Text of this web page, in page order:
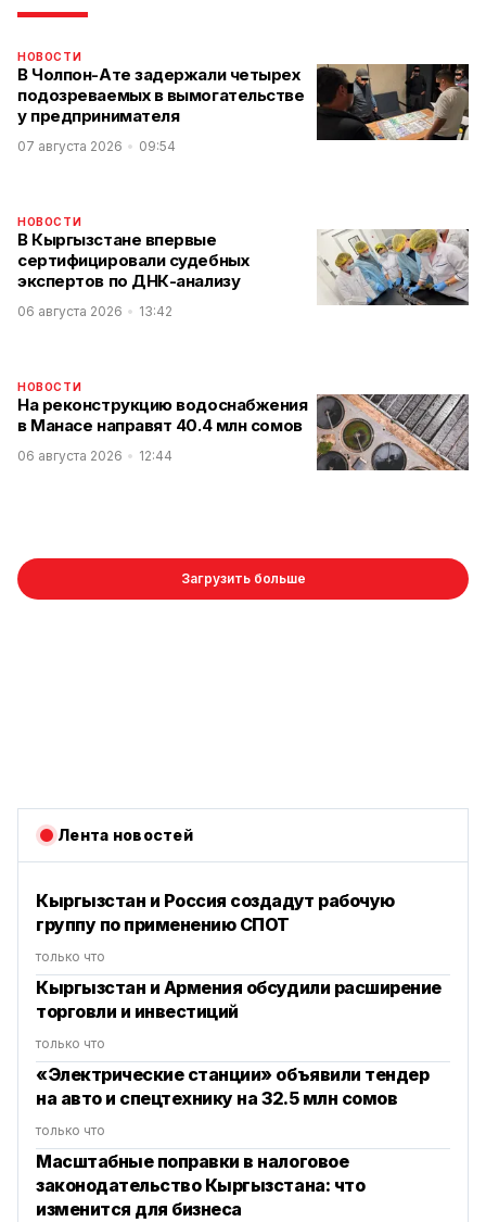
НОВОСТИ
В Чолпон-Ате задержали четырех
подозреваемых в вымогательстве
у предпринимателя
07 августа 2026 09:54
НОВОСТИ
В Кыргызстане впервые
сертифицировали судебных
экспертов по ДНК-анализу
06 августа 2026 13:42
НОВОСТИ
На реконструкцию водоснабжения
в Манасе направят 40.4 млн сомов
06 августа 2026 12:44
Загрузить больше
Лента новостей
Кыргызстан и Россия создадут рабочую
группу по применению СПОТ
только что
Кыргызстан и Армения обсудили расширение
торговли и инвестиций
только что
«Электрические станции» объявили тендер
на авто и спецтехнику на 32.5 млн сомов
только что
Масштабные поправки в налоговое
законодательство Кыргызстана: что
изменится для бизнеса